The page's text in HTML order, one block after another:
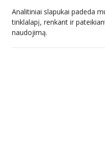
Analitiniai slapukai padeda
tinklalapį, renkant ir
naudojimą.
Elektroninių
programoms
tvarka. 93,2
Paraiškos